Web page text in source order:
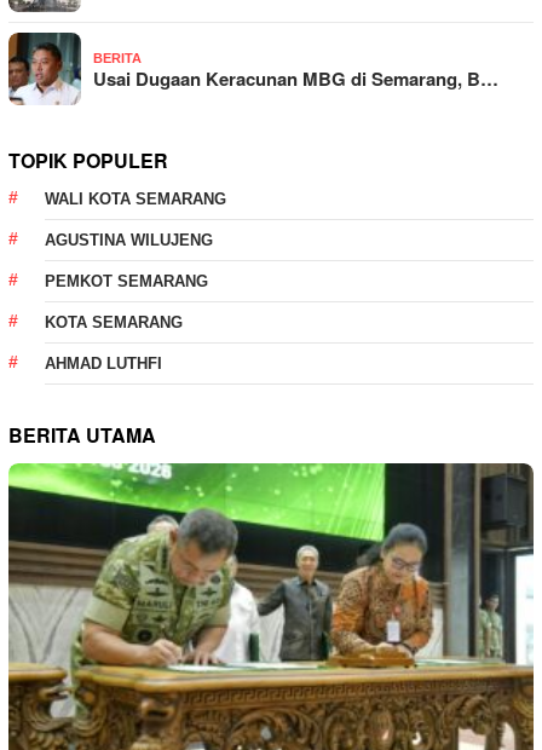
BERITA
Usai Dugaan Keracunan MBG di Semarang, B…
TOPIK POPULER
WALI KOTA SEMARANG
AGUSTINA WILUJENG
PEMKOT SEMARANG
KOTA SEMARANG
AHMAD LUTHFI
BERITA UTAMA